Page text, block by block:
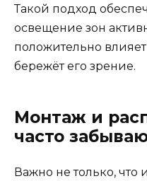
Такой подход
освещение зон
положительно
бережёт его зрение.
Монтаж и
часто
Важно не только, что